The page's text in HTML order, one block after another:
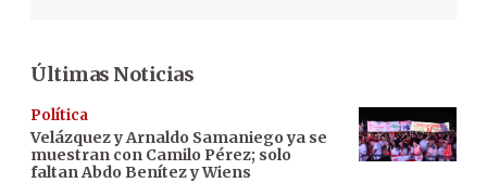
Últimas Noticias
Política
Velázquez y Arnaldo Samaniego ya se
muestran con Camilo Pérez; solo
faltan Abdo Benítez y Wiens